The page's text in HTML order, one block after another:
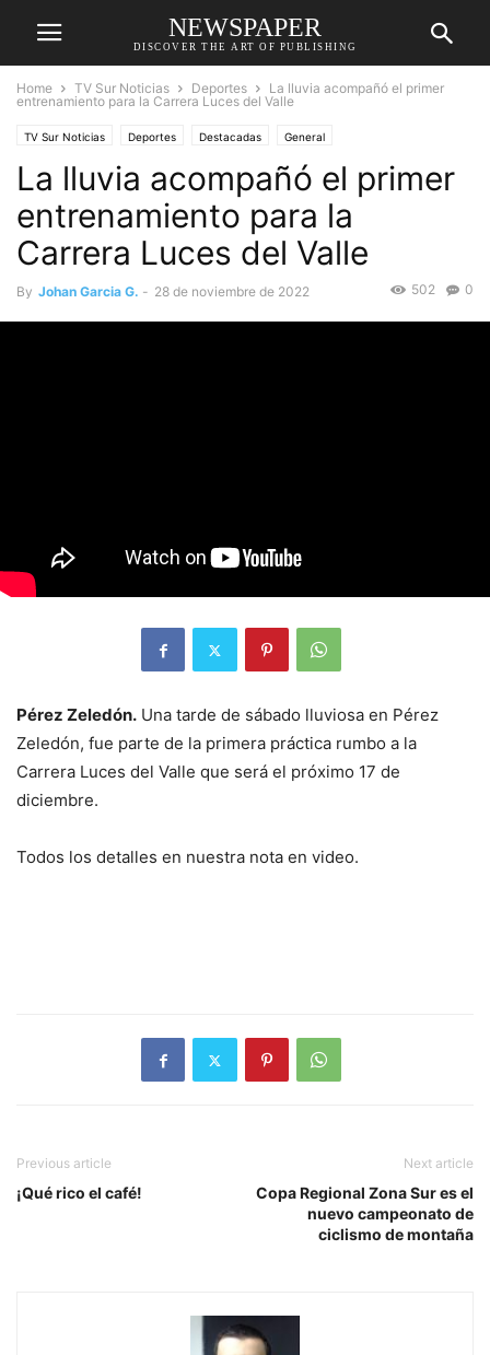
NEWSPAPER
DISCOVER THE ART OF PUBLISHING
Home TV Sur Noticias Deportes
La lluvia acompañó el primer
entrenamiento para la Carrera Luces del Valle
TV Sur Noticias Deportes Destacadas General
La lluvia acompañó el primer
entrenamiento para la
Carrera Luces del Valle
By Johan Garcia G. - 28 de noviembre de 2022 0
502
Pérez Zeledón. Una tarde de sábado lluviosa en Pérez
Zeledón, fue parte de la primera práctica rumbo a la
Carrera Luces del Valle que será el próximo 17 de
diciembre.
Todos los detalles en nuestra nota en video.
Previous article
¡Qué rico el café!
Next article
Copa Regional Zona Sur es el
nuevo campeonato de
ciclismo de montaña